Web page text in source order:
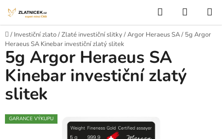
Hledat
Domů
/ Investiční zlato/Zlaté investiční slitky/Argor Heraeus SA/ 5g Argor
Heraeus SA Kinebar investiční zlatý slitek
5g Argor Heraeus SA
Kinebar investiční zlatý
slitek
GARANCE VÝKUPU